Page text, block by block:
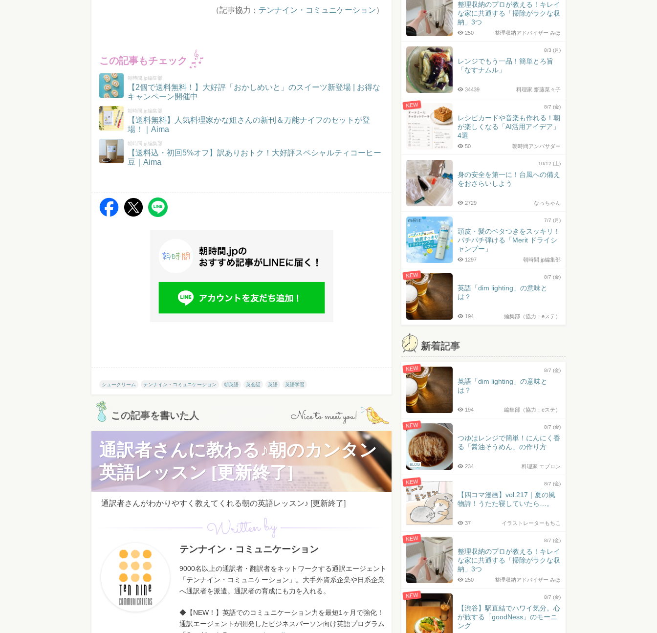
（記事協力： テンナイン・コミュニケーション）
この記事もチェック
朝時間.jp編集部
【2個で送料無料！】大好評「おかしめいと」のスイーツ新登場 | お得な
キャンペーン開催中
朝時間.jp編集部
【送料無料】人気料理家かな姐さんの新刊＆万能ナイフのセットが登
場！｜Aima
朝時間.jp編集部
【送料込・初回5%オフ】訳ありおトク！大好評スペシャルティコーヒー
豆｜Aima
シュークリーム テンナイン・コミュニケーション 朝英語 英会話 英語 英語学習
この記事を書いた人 Nice to meet you!
通訳者さんに教わる♪朝のカンタン
英語レッスン [更新終了]
通訳者さんがわかりやすく教えてくれる朝の英語レッスン♪ [更新終了]
Written by
テンナイン・コミュニケーション
9000名以上の通訳者・翻訳者をネットワークする通訳エージェント
「テンナイン・コミュニケーション」。大手外資系企業や日系企業
へ通訳者を派遣。通訳者の育成にも力を入れる。
◆【NEW！】英語でのコミュニケーション力を最短1ヶ月で強化！
通訳エージェントが開発したビジネスパーソン向け英語プログラム
整理収納のプロが教える！キレイ
な家に共通する「掃除がラクな収
納」3つ
整理収納アドバイザー みほ
250
8/3 (月)
レンジでもう一品！簡単とろ旨
「なすナムル」
料理家 齋藤菜々子
34439
NEW 8/7 (金)
レシピカードや音楽も作れる！朝
が楽しくなる「AI活用アイデア」
4選
朝時間アンバサダー
50
10/12 (土)
身の安全を第一に！台風への備え
をおさらいしよう
なっちゃん
2729
7/7 (月)
頭皮・髪のベタつきをスッキリ！
パチパチ弾ける「Merit ドライシ
ャンプー」
朝時間.jp編集部
1297
NEW 8/7 (金)
英語「dim lighting」の意味と
は？
編集部（協力：eステ）
194
新着記事
NEW 8/7 (金)
英語「dim lighting」の意味と
は？
編集部（協力：eステ）
194
NEW
BLOG
8/7 (金)
つゆはレンジで簡単！にんにく香
る「醤油そうめん」の作り方
料理家 エプロン
234
NEW 8/7 (金)
【四コマ漫画】vol.217｜夏の風
物詩！うたた寝していたら…。
イラストレーターもちこ
37
NEW 8/7 (金)
整理収納のプロが教える！キレイ
な家に共通する「掃除がラクな収
納」3つ
整理収納アドバイザー みほ
250
NEW 8/7 (金)
【渋谷】駅直結でハワイ気分。心
が旅する「goodNess」のモーニ
ング